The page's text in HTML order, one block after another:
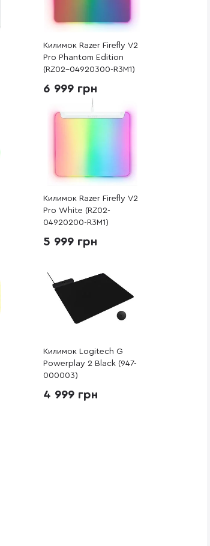
Килимок Razer Firefly V2
Pro Phantom Edition
(RZ02-04920300-R3M1)
6 999 грн
Килимок Razer Firefly V2
Pro White (RZ02-
04920200-R3M1)
5 999 грн
Килимок Logitech G
Powerplay 2 Black (947-
000003)
4 999 грн